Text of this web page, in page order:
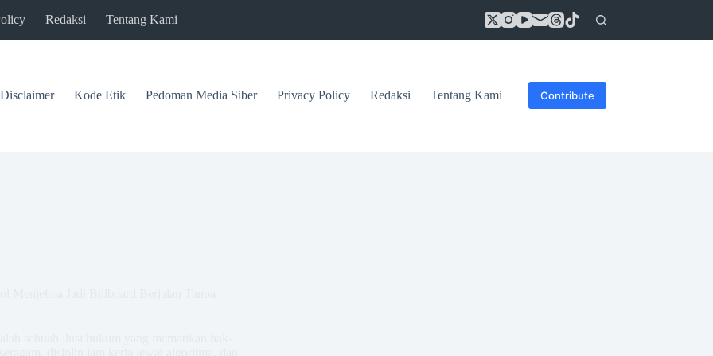
Redaksi Tentang Kami
Disclaimer Kode Etik Pedoman Media Siber Privacy Policy Redaksi Tentang Kami Contribute